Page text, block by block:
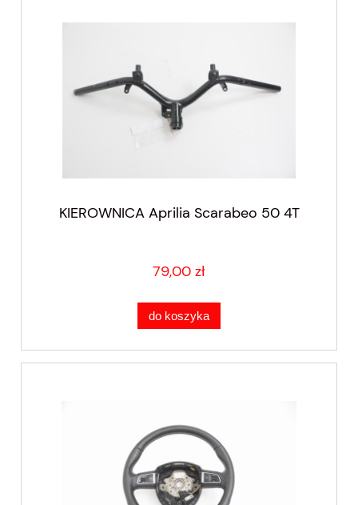
KIEROWNICA Aprilia Scarabeo 50 4T
79,00 zł
do koszyka